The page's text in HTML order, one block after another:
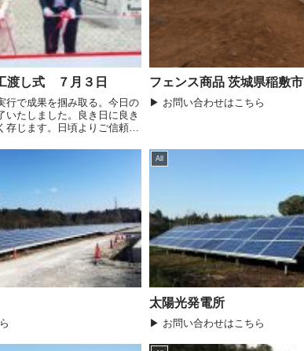
渡し式 ７月３日
行で成果を掴み取る。今日の
いたしました。良き日に良き
存じます。日頃よりご信頼と
いたあらゆるご評価は、
フェンス商品 茨城県稲敷市
▶ お問い合わせはこちら
All
太陽光発電所
▶ お問い合わせはこちら